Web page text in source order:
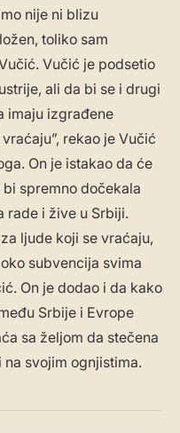
nije ni blizu
toliko sam
Vučić je podsetio
ali da bi se i drugi
imaju izgrađene
rekao je Vučić
On je istakao da će
spremno dočekala
rade i žive u Srbiji.
ljude koji se vraćaju,
subvencija svima
On je dodao i da kako
Srbije i Evrope
sa željom da stečena
svojim ognjistima.